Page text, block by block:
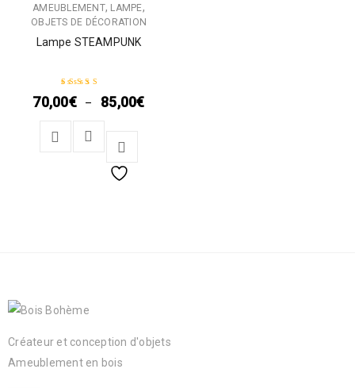
AMEUBLEMENT, LAMPE,
OBJETS DE DÉCORATION
Lampe STEAMPUNK
Note 5.00 sur 5
70,00€ – 85,00€
Créateur et conception d'objets
Ameublement en bois